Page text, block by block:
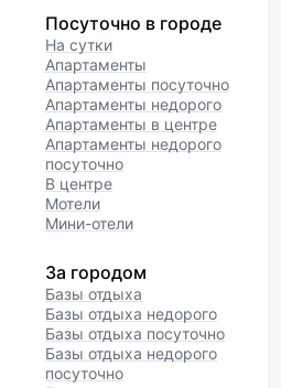
Посуточно в городе
На сутки
Апартаменты
Апартаменты посуточно
Апартаменты недорого
Апартаменты в центре
Апартаменты недорого
посуточно
В центре
Мотели
Мини-отели
За городом
Базы отдыха
Базы отдыха недорого
Базы отдыха посуточно
Базы отдыха недорого
посуточно